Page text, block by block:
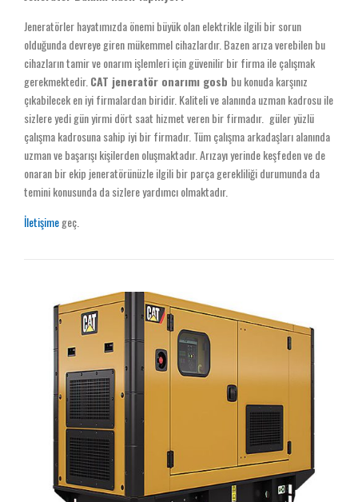
Jeneratörler hayatımızda önemi büyük olan elektrikle ilgili bir sorun
olduğunda devreye giren mükemmel cihazlardır. Bazen arıza verebilen bu
cihazların tamir ve onarım işlemleri için güvenilir bir firma ile çalışmak
gerekmektedir. CAT jeneratör onarımı gosb bu konuda karşınız
çıkabilecek en iyi firmalardan biridir. Kaliteli ve alanında uzman kadrosu ile
sizlere yedi gün yirmi dört saat hizmet veren bir firmadır. güler yüzlü
çalışma kadrosuna sahip iyi bir firmadır. Tüm çalışma arkadaşları alanında
uzman ve başarışı kişilerden oluşmaktadır. Arızayı yerinde keşfeden ve de
onaran bir ekip jeneratörünüzle ilgili bir parça gerekliliği durumunda da
temini konusunda da sizlere yardımcı olmaktadır.
İletişimegeç.